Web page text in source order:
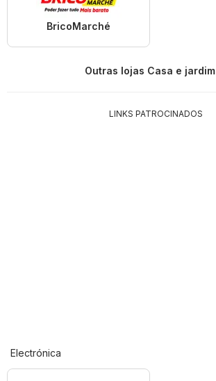
BricoMarché
Outras lojas Casa e jardim
LINKS PATROCINADOS
Electrónica